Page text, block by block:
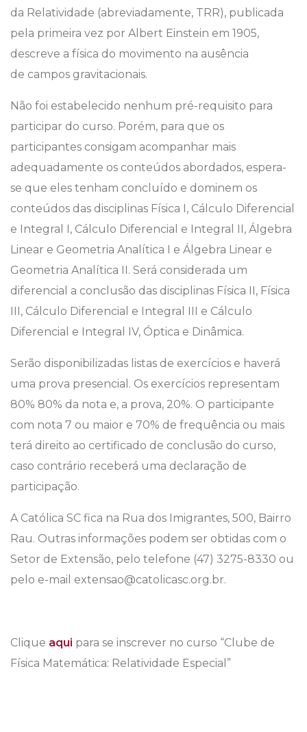
da Relatividade (abreviadamente, TRR), publicada
pela primeira vez por Albert Einstein em 1905,
descreve a física do movimento na ausência
de campos gravitacionais.
Não foi estabelecido nenhum pré-requisito para
participar do curso. Porém, para que os
participantes consigam acompanhar mais
adequadamente os conteúdos abordados, espera-
se que eles tenham concluído e dominem os
conteúdos das disciplinas Física I, Cálculo Diferencial
e Integral I, Cálculo Diferencial e Integral II, Álgebra
Linear e Geometria Analítica I e Álgebra Linear e
Geometria Analítica II. Será considerada um
diferencial a conclusão das disciplinas Física II, Física
III, Cálculo Diferencial e Integral III e Cálculo
Diferencial e Integral IV, Óptica e Dinâmica.
Serão disponibilizadas listas de exercícios e haverá
uma prova presencial. Os exercícios representam
80% 80% da nota e, a prova, 20%. O participante
com nota 7 ou maior e 70% de frequência ou mais
terá direito ao certificado de conclusão do curso,
caso contrário receberá uma declaração de
participação.
A Católica SC fica na Rua dos Imigrantes, 500, Bairro
Rau. Outras informações podem ser obtidas com o
Setor de Extensão, pelo telefone (47) 3275-8330 ou
pelo e-mail extensao@catolicasc.org.br.
Clique aqui para se inscrever no curso “Clube de
Física Matemática: Relatividade Especial”